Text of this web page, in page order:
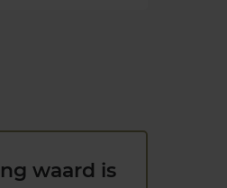
waard is